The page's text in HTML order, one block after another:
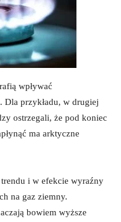
wpływać
Dla przykładu, w drugiej
ostrzegali, że pod koniec
ma arktyczne
i w efekcie wyraźny
na gaz ziemny.
bowiem wyższe